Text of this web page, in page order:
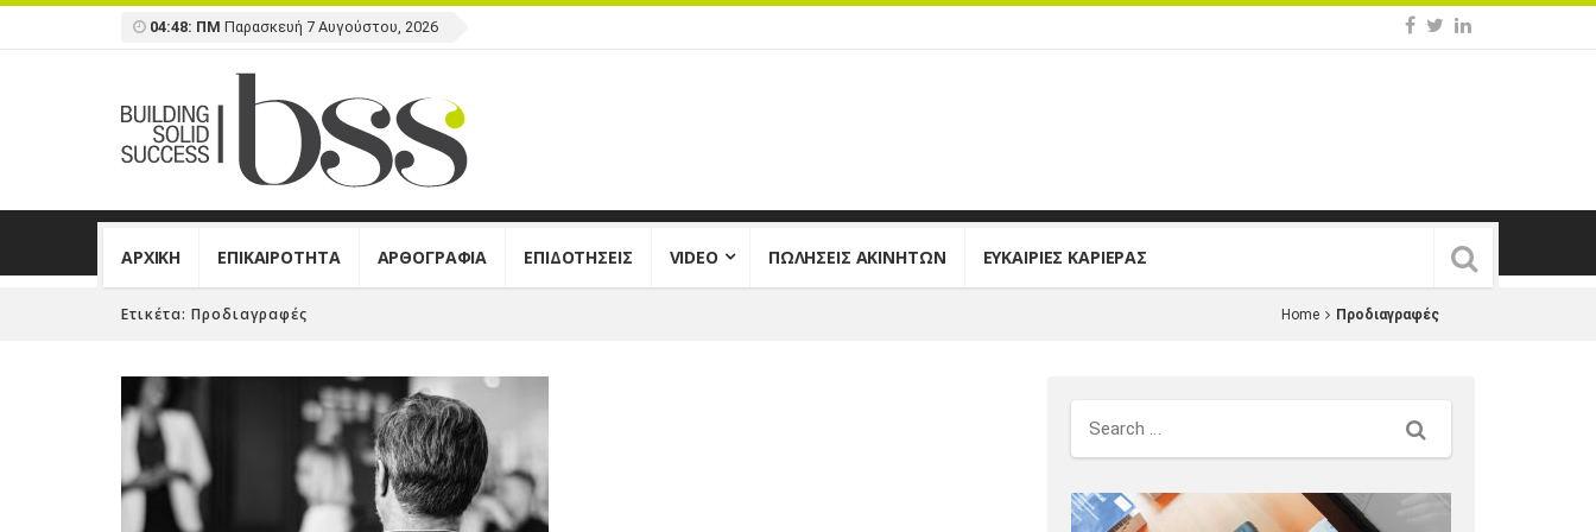
04:48: ΠΜ Παρασκευή 7 Αυγούστου, 2026
ΑΡΧΙΚΗ ΕΠΙΚΑΙΡΟΤΗΤΑ ΑΡΘΟΓΡΑΦΙΑ ΕΠΙΔΟΤΗΣΕΙΣ VIDEO ΠΩΛΗΣΕΙΣ ΑΚΙΝΗΤΩΝ ΕΥΚΑΙΡΙΕΣ ΚΑΡΙΕΡΑΣ
Ετικέτα: Προδιαγραφές Home Προδιαγραφές
Search